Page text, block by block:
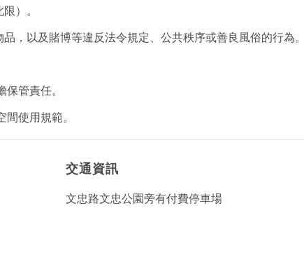
）。
，以及賭博等違反法令規定、公共秩序或善良風俗的行為。
管責任。
使用規範。
交通資訊
文忠路文忠公園旁有付費停車場